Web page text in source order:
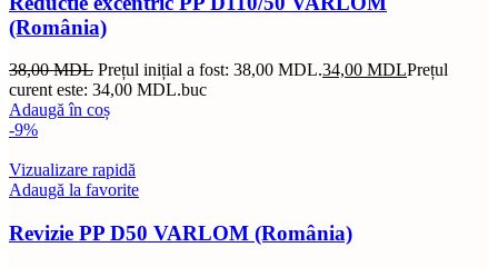
(România)
38,00MDL Prețul inițial a fost: 38,00 MDL.34,00 MDLPrețul
curent este: 34,00 MDL.buc
Adaugă în coș
-9%
Vizualizare rapidă
Adaugă la favorite
Revizie PP D50 VARLOM (România)